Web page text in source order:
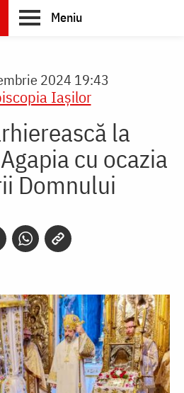
Meniu
2024 19:43
Iaşilor
la
cu ocazia
Domnului